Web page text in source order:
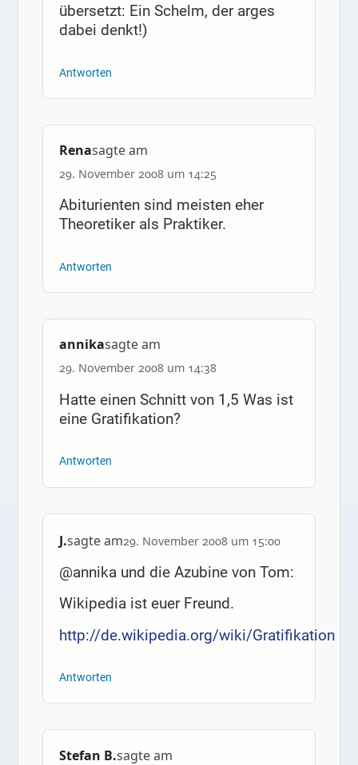
übersetzt: Ein Schelm, der arges
dabei denkt!)
Antworten
Renasagte am
29. November 2008 um 14:25
Abiturienten sind meisten eher
Theoretiker als Praktiker.
Antworten
annikasagte am
29. November 2008 um 14:38
Hatte einen Schnitt von 1,5 Was ist
eine Gratifikation?
Antworten
J.sagte am29. November 2008 um 15:00
@annika und die Azubine von Tom:
Wikipedia ist euer Freund.
http://de.wikipedia.org/wiki/Gratifikation
Antworten
Stefan B.sagte am